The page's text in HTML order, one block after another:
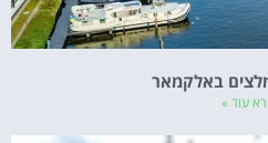
באלקמאר
עוד »